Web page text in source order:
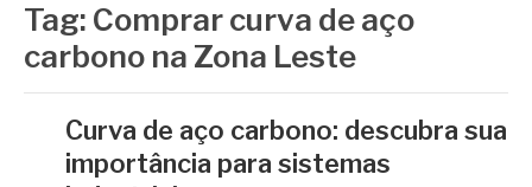
Tag: Comprar curva de aço
carbono na Zona Leste
Curva de aço carbono: descubra sua
importância para sistemas